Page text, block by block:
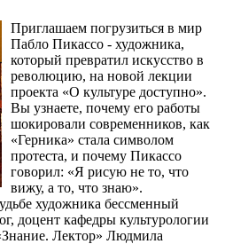
Приглашаем погрузиться в мир
Пабло Пикассо - художника,
который превратил искусство в
революцию, на новой лекции
проекта «О культуре доступно».
Вы узнаете, почему его работы
шокировали современников, как
«Герника» стала символом
протеста, и почему Пикассо
говорил: «Я рисую не то, что
вижу, а то, что знаю».
художника бессменный
доцент кафедры культурологии
Лектор» Людмила